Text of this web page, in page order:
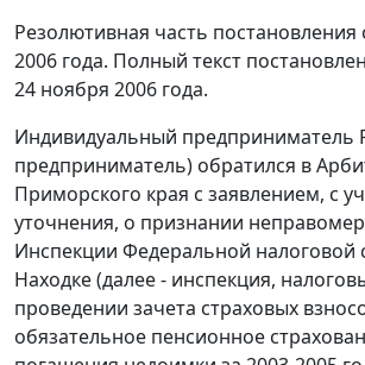
Резолютивная часть постановления
2006 года. Полный текст
24 ноября 2006 года.
Индивидуальный предприниматель
предприниматель) обратился в
Приморского края с заявлением, с
уточнения, о признании
Инспекции Федеральной налоговой
Находке (далее - инспекция,
проведении зачета страховых
обязательное пенсионное